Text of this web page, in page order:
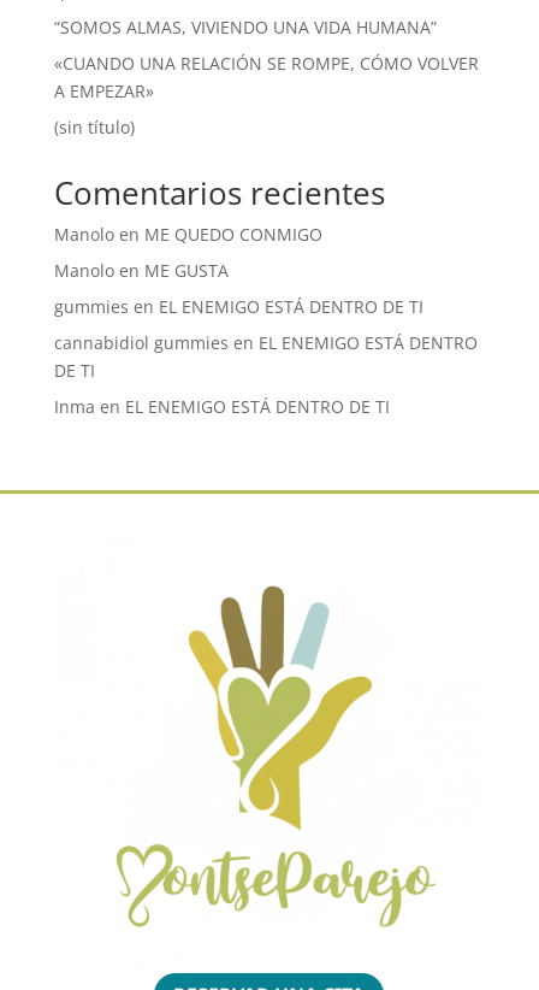
“SOMOS ALMAS, VIVIENDO UNA VIDA HUMANA”
«CUANDO UNA RELACIÓN SE ROMPE, CÓMO VOLVER
A EMPEZAR»
(sin título)
Comentarios recientes
Manoloen ME QUEDO CONMIGO
Manoloen ME GUSTA
gummies en EL ENEMIGO ESTÁ DENTRO DE TI
cannabidiol gummies en EL ENEMIGO ESTÁ DENTRO
DE TI
Inma en EL ENEMIGO ESTÁ DENTRO DE TI